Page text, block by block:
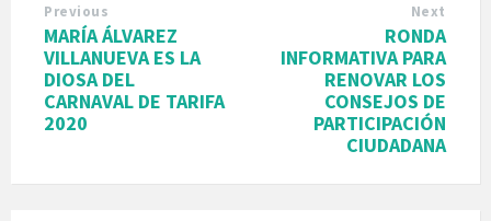
Previous
MARÍA ÁLVAREZ
VILLANUEVA ES LA
DIOSA DEL
CARNAVAL DE TARIFA
2020
Next
RONDA
INFORMATIVA PARA
RENOVAR LOS
CONSEJOS DE
PARTICIPACIÓN
CIUDADANA